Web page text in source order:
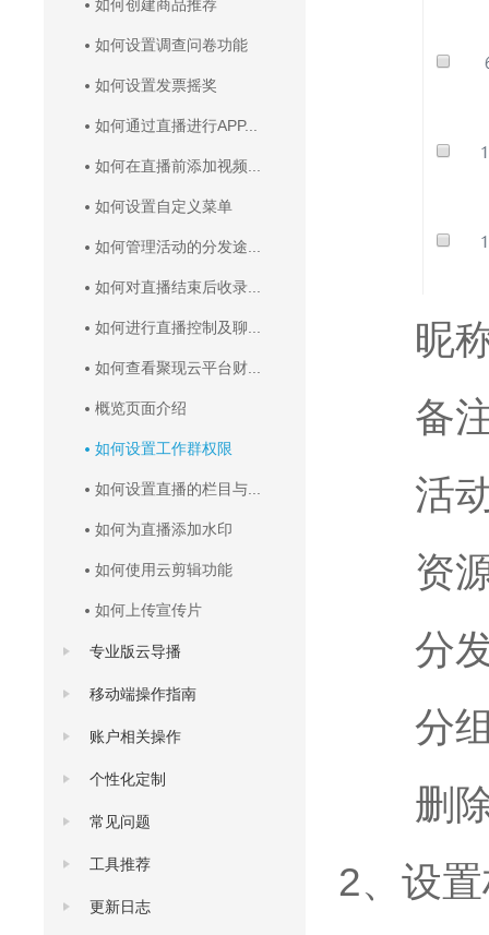
如何创建商品推荐
如何设置调查问卷功能
如何设置发票摇奖
如何通过直播进行APP...
如何在直播前添加视频...
如何设置自定义菜单
如何管理活动的分发途...
如何对直播结束后收录...
如何进行直播控制及聊...
如何查看聚现云平台财...
概览页面介绍
如何设置工作群权限
如何设置直播的栏目与...
如何为直播添加水印
如何使用云剪辑功能
如何上传宣传片
专业版云导播
移动端操作指南
账户相关操作
个性化定制
常见问题
工具推荐
更新日志
昵称
备注
活
资
分发
分组
删
2、设